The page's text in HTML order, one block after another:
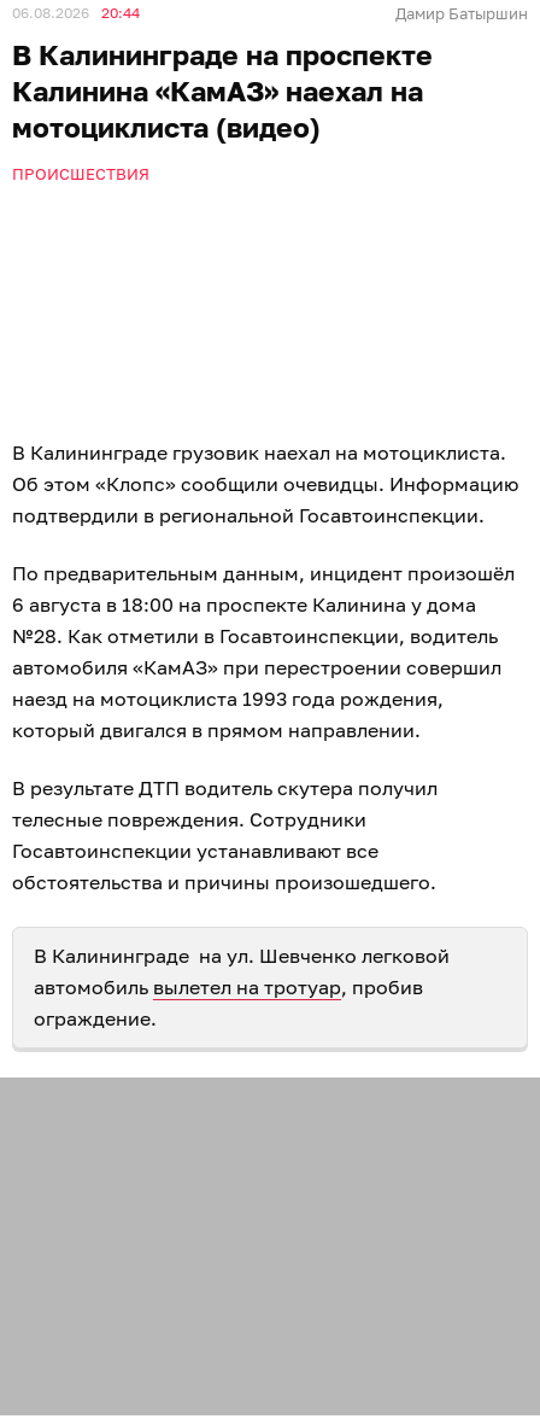
06.08.2026 20:44 Дамир Батыршин
В Калининграде на проспекте
Калинина «КамАЗ» наехал на
мотоциклиста (видео)
ПРОИСШЕСТВИЯ
В Калининграде грузовик наехал на мотоциклиста.
Об этом «Клопс» сообщили очевидцы. Информацию
подтвердили в региональной Госавтоинспекции.
По предварительным данным, инцидент произошёл
6 августа в 18:00 на проспекте Калинина у дома
№28. Как отметили в Госавтоинспекции, водитель
автомобиля «КамАЗ» при перестроении совершил
наезд на мотоциклиста 1993 года рождения,
который двигался в прямом направлении.
В результате ДТП водитель скутера получил
телесные повреждения. Сотрудники
Госавтоинспекции устанавливают все
обстоятельства и причины произошедшего.
В Калининграде на ул. Шевченко легковой
автомобиль вылетел на тротуар, пробив
ограждение.